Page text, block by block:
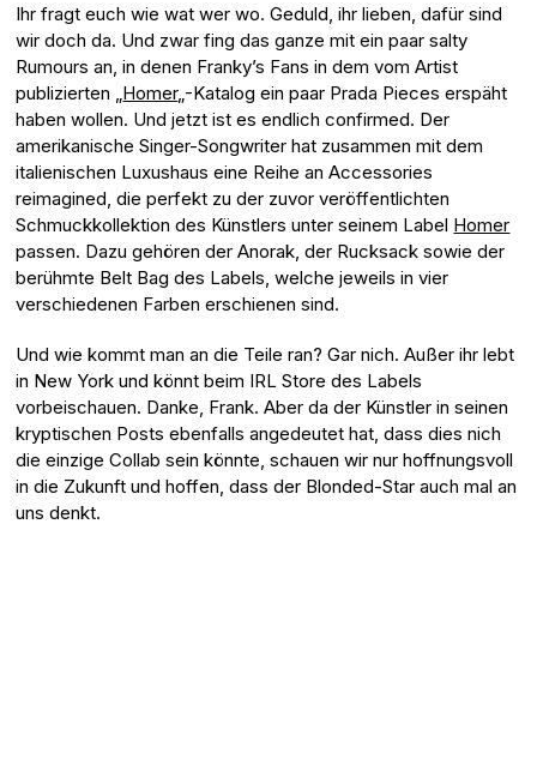
Ihr fragt euch wie wat wer wo. Geduld, ihr lieben, dafür sind
wir doch da. Und zwar fing das ganze mit ein paar salty
Rumours an, in denen Franky’s Fans in dem vom Artist
publizierten „ Homer„-Katalog ein paar Prada Pieces erspäht
haben wollen. Und jetzt ist es endlich confirmed. Der
amerikanische Singer-Songwriter hat zusammen mit dem
italienischen Luxushaus eine Reihe an Accessories
reimagined, die perfekt zu der zuvor veröffentlichten
Schmuckkollektion des Künstlers unter seinem Label Homer
passen. Dazu gehören der Anorak, der Rucksack sowie der
berühmte Belt Bag des Labels, welche jeweils in vier
verschiedenen Farben erschienen sind.
Und wie kommt man an die Teile ran? Gar nich. Außer ihr lebt
in New York und könnt beim IRL Store des Labels
vorbeischauen. Danke, Frank. Aber da der Künstler in seinen
kryptischen Posts ebenfalls angedeutet hat, dass dies nich
die einzige Collab sein könnte, schauen wir nur hoffnungsvoll
in die Zukunft und hoffen, dass der Blonded-Star auch mal an
uns denkt.